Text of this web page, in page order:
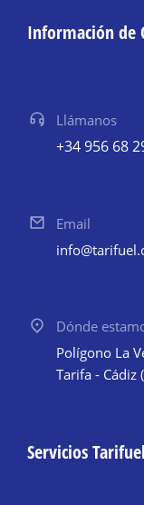
Información de
Llámanos
+34 956 68
Email
Dónde
Polígono La
Tarifa - Cádiz
Servicios Tarifuel